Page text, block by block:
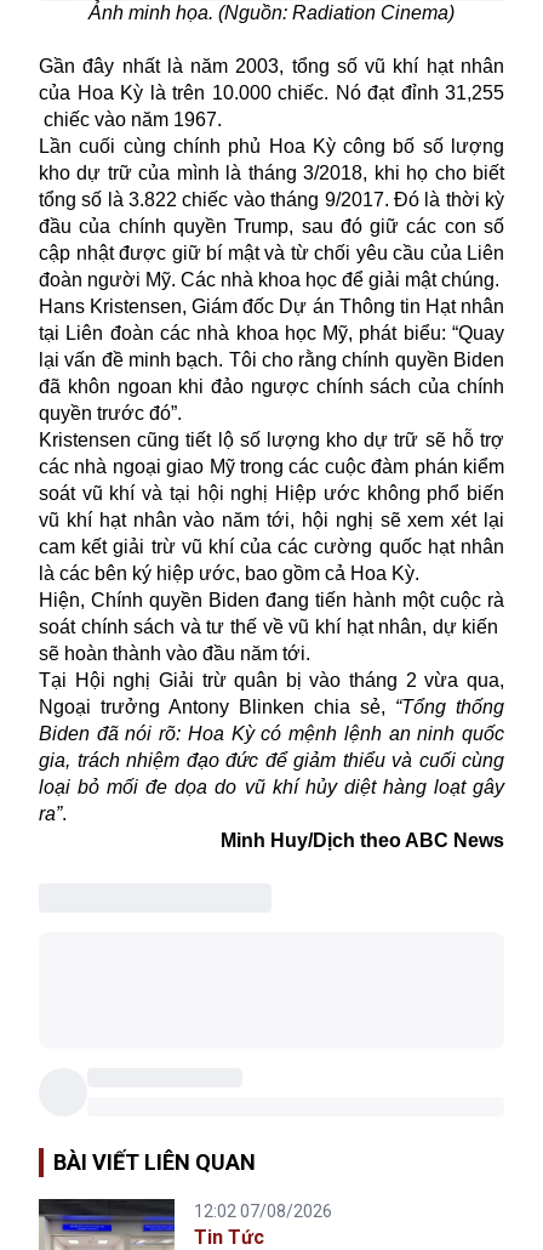
Ảnh minh họa. (Nguồn: Radiation Cinema)
Gần đây nhất là năm 2003, tổng số vũ khí hạt nhân
của Hoa Kỳ là trên 10.000 chiếc. Nó đạt đỉnh 31,255
chiếc vào năm 1967.
Lần cuối cùng chính phủ Hoa Kỳ công bố số lượng
kho dự trữ của mình là tháng 3/2018, khi họ cho biết
tổng số là 3.822 chiếc vào tháng 9/2017. Đó là thời kỳ
đầu của chính quyền Trump, sau đó giữ các con số
cập nhật được giữ bí mật và từ chối yêu cầu của Liên
đoàn người Mỹ. Các nhà khoa học để giải mật chúng.
Hans Kristensen, Giám đốc Dự án Thông tin Hạt nhân
tại Liên đoàn các nhà khoa học Mỹ, phát biểu: “Quay
lại vấn đề minh bạch. Tôi cho rằng chính quyền Biden
đã khôn ngoan khi đảo ngược chính sách của chính
quyền trước đó”.
Kristensen cũng tiết lộ số lượng kho dự trữ sẽ hỗ trợ
các nhà ngoại giao Mỹ trong các cuộc đàm phán kiểm
soát vũ khí và tại hội nghị Hiệp ước không phổ biến
vũ khí hạt nhân vào năm tới, hội nghị sẽ xem xét lại
cam kết giải trừ vũ khí của các cường quốc hạt nhân
là các bên ký hiệp ước, bao gồm cả Hoa Kỳ.
Hiện, Chính quyền Biden đang tiến hành một cuộc rà
soát chính sách và tư thế về vũ khí hạt nhân, dự kiến
sẽ hoàn thành vào đầu năm tới.
Tại Hội nghị Giải trừ quân bị vào tháng 2 vừa qua,
Ngoại trưởng Antony Blinken chia sẻ, “Tổng thống
Biden đã nói rõ: Hoa Kỳ có mệnh lệnh an ninh quốc
gia, trách nhiệm đạo đức để giảm thiểu và cuối cùng
loại bỏ mối đe dọa do vũ khí hủy diệt hàng loạt gây
ra”.
Minh Huy/Dịch theo ABC News
BÀI VIẾT LIÊN QUAN
12:02 07/08/2026
Tin Tức